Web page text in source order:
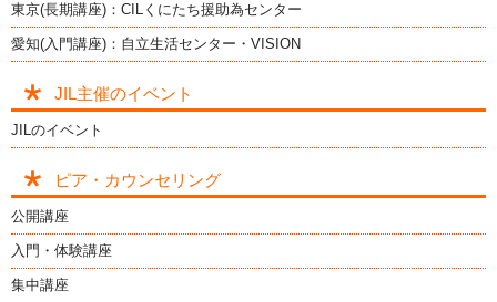
東京(長期講座)：CILくにたち援助為センター
愛知(入門講座)：自立生活センター・VISION
JIL主催のイベント
JILのイベント
ピア・カウンセリング
公開講座
入門・体験講座
集中講座